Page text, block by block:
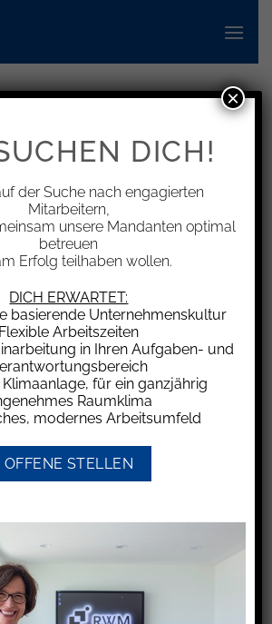
– zu späte
des
gegenüber
Straßenverkehrs-
kann die nach
Behörde gegenüber
u.a. für ein oder mehrere
Fahrzeuge die Führung
Fahrzeugführers nach einer
gegen Verkehrsvorschriften
Bundesverwaltungsgerichts
Beschluss v. 7.5.2024 klar, dass
eines Fahrzeugführers im Sinne
unmöglich war, wenn der
DICH!
der Suche nach engagierten
Mitarbeitern,
unsere Mandanten optimal
betreuen
Erfolg teilhaben wollen.
DICH ERWARTET:
basierende Unternehmenskultur
Flexible Arbeitszeiten
in Ihren Aufgaben- und
für ein ganzjährig
Raumklima
modernes Arbeitsumfeld
OFFENE STELLEN
×